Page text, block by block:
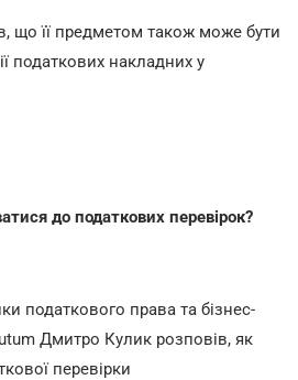
що її предметом також може бути
податкових накладних у
до податкових перевірок?
податкового права та бізнес-
Дмитро Кулик розповів, як
перевірки